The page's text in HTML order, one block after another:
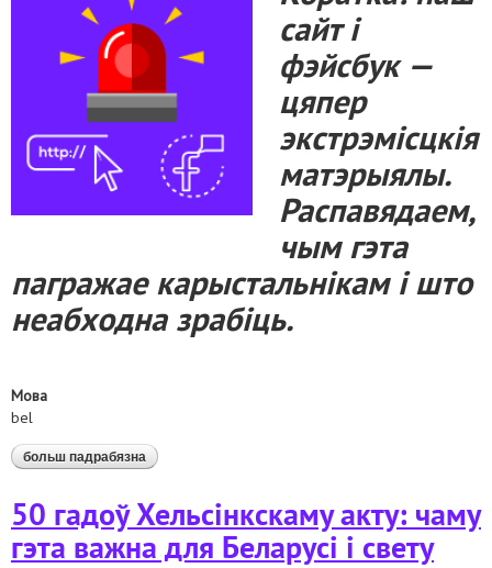
сайт і
фэйсбук —
цяпер
экстрэмісцкія
матэрыялы.
Распавядаем,
чым гэта
пагражае карыстальнікам і што
неабходна зрабіць.
Мова
bel
больш падрабязна аб бхк і экстрэмісцкія матэрыялы. рэкамендацыі па
бяспецы
50 гадоў Хельсінкскаму акту: чаму
гэта важна для Беларусі і свету